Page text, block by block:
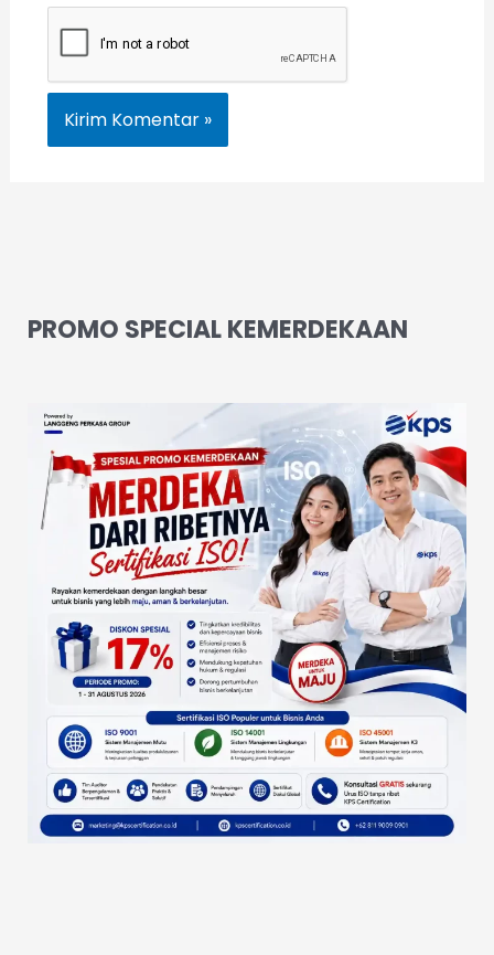
PROMO SPECIAL KEMERDEKAAN